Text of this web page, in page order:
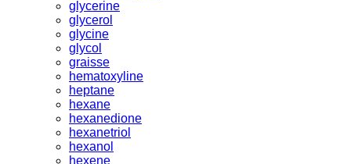
glycerine
glycerol
glycine
glycol
graisse
hematoxyline
heptane
hexane
hexanedione
hexanetriol
hexanol
hexene